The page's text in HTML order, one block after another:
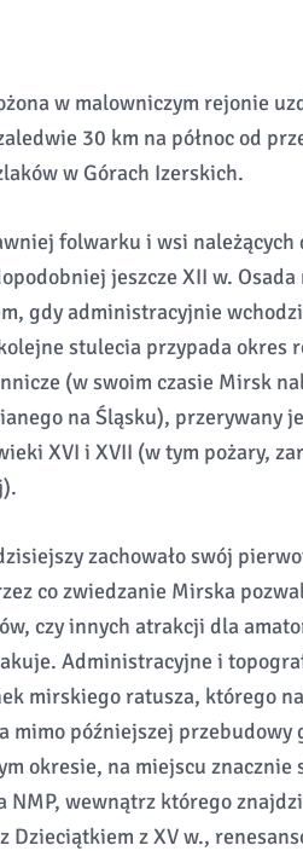
w malowniczym rejonie
30 km na północ od
w Górach Izerskich.
folwarku i wsi należących
jeszcze XII w.
gdy administracyjnie
stulecia przypada okres
(w swoim czasie Mirsk
na Śląsku), przerywany
XVI i XVII (w tym pożary,
zachowało swój
co zwiedzanie Mirska
czy innych atrakcji dla
Administracyjne i
mirskiego ratusza, którego
mimo późniejszej przebudowy
okresie, na miejscu
NMP, wewnątrz którego
Dzieciątkiem z XV w.,